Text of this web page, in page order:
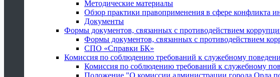
Методические материалы
Обзор практики правоприменения в сфере конфликта
Документы
Формы документов, связанных с противодействием
Формы документов, связанных с противодействием
СПО «Справки БК»
Комиссия по соблюдению требований к служебному
Комиссия по соблюдению требований к служебному
Положение "О комиссии администрации города Орла